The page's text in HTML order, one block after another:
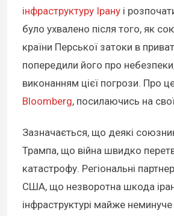
інфраструктуру Ірану і
було ухвалено після того, як
країни Перської затоки в
попередили його про
виконанням цієї погрози. Про
Bloomberg, посилаючись на
Зазначається, що деякі
Трампа, що війна швидко
катастрофу. Регіональні
США, що незворотна шкода
інфраструктурі майже